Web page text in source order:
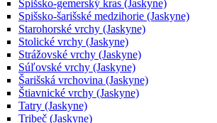
Spišsko-gemerský kras (Jaskyne)
Spišsko-šarišské medzihorie (Jaskyne)
Starohorské vrchy (Jaskyne)
Stolické vrchy (Jaskyne)
Strážovské vrchy (Jaskyne)
Súľovské vrchy (Jaskyne)
Šarišská vrchovina (Jaskyne)
Štiavnické vrchy (Jaskyne)
Tatry (Jaskyne)
Tribeč (Jaskyne)